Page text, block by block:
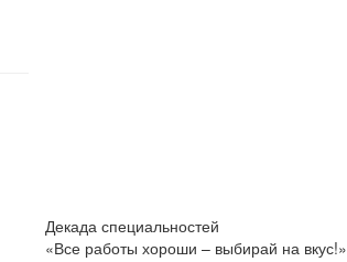
Декада специальностей
«Все работы хороши – выбирай на вкус!»